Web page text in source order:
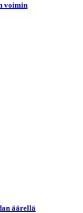
voimin
äärellä